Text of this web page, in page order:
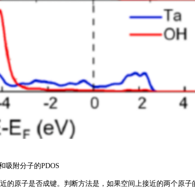
吸附分子的PDOS
的原子是否成键。判断方法是，如果空间上接近的两个原子